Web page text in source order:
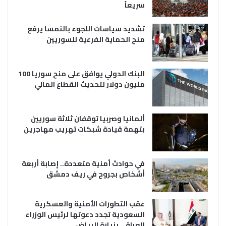
سريعاً
تشديد سياسات اللجوء بالنمسا يرفع
منح الحماية الفرعية للسوريين
البنك الدولي يوافق على منح سوريا 100
مليون دولار لتحديث القطاع المالي
ألمانيا وصربيا توقفان ثلاثة سوريين
بتهمة قيادة شبكات تهريب مهاجرين
في حوادث أمنية متعددة.. إصابة أربعة
أشخاص بجروح في ريف دمشق
عقب التطورات الأمنية والعسكرية
السعودية تجدد دعوتها لرئيس الوزراء